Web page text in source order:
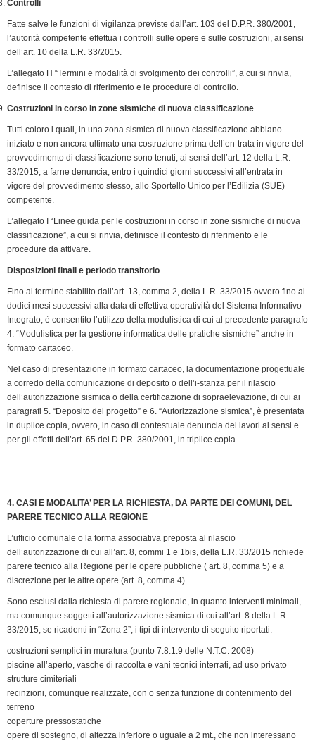
Controlli
Fatte salve le funzioni di vigilanza previste dall’art. 103 del D.P.R. 380/2001,
l’autorità competente effettua i controlli sulle opere e sulle costruzioni, ai sensi
dell’art. 10 della L.R. 33/2015.
L’allegato H “Termini e modalità di svolgimento dei controlli”, a cui si rinvia,
definisce il contesto di riferimento e le procedure di controllo.
Costruzioni in corso in zone sismiche di nuova classificazione
Tutti coloro i quali, in una zona sismica di nuova classificazione abbiano
iniziato e non ancora ultimato una costruzione prima dell’en-trata in vigore del
provvedimento di classificazione sono tenuti, ai sensi dell’art. 12 della L.R.
33/2015, a farne denuncia, entro i quindici giorni successivi all’entrata in
vigore del provvedimento stesso, allo Sportello Unico per l’Edilizia (SUE)
competente.
L’allegato I “Linee guida per le costruzioni in corso in zone sismiche di nuova
classificazione”, a cui si rinvia, definisce il contesto di riferimento e le
procedure da attivare.
Disposizioni finali e periodo transitorio
Fino al termine stabilito dall’art. 13, comma 2, della L.R. 33/2015 ovvero fino ai
dodici mesi successivi alla data di effettiva operatività del Sistema Informativo
Integrato, è consentito l’utilizzo della modulistica di cui al precedente paragrafo
4. “Modulistica per la gestione informatica delle pratiche sismiche” anche in
formato cartaceo.
Nel caso di presentazione in formato cartaceo, la documentazione progettuale
a corredo della comunicazione di deposito o dell’i-stanza per il rilascio
dell’autorizzazione sismica o della certificazione di sopraelevazione, di cui ai
paragrafi 5. “Deposito del progetto” e 6. “Autorizzazione sismica”, è presentata
in duplice copia, ovvero, in caso di contestuale denuncia dei lavori ai sensi e
per gli effetti dell’art. 65 del D.P.R. 380/2001, in triplice copia.
4. CASI E MODALITA’ PER LA RICHIESTA, DA PARTE DEI COMUNI, DEL
PARERE TECNICO ALLA REGIONE
L’ufficio comunale o la forma associativa preposta al rilascio
dell’autorizzazione di cui all’art. 8, commi 1 e 1bis, della L.R. 33/2015 richiede
parere tecnico alla Regione per le opere pubbliche ( art. 8, comma 5) e a
discrezione per le altre opere (art. 8, comma 4).
Sono esclusi dalla richiesta di parere regionale, in quanto interventi minimali,
ma comunque soggetti all’autorizzazione sismica di cui all’art. 8 della L.R.
33/2015, se ricadenti in “Zona 2”, i tipi di intervento di seguito riportati:
costruzioni semplici in muratura (punto 7.8.1.9 delle N.T.C. 2008)
piscine all’aperto, vasche di raccolta e vani tecnici interrati, ad uso privato
strutture cimiteriali
recinzioni, comunque realizzate, con o senza funzione di contenimento del
terreno
coperture pressostatiche
opere di sostegno, di altezza inferiore o uguale a 2 mt., che non interessano